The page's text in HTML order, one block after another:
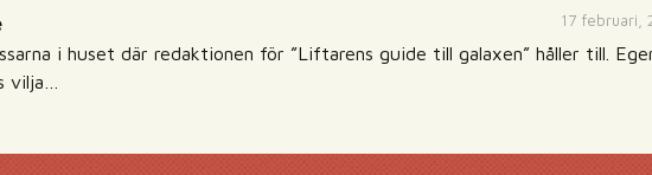
17 februari,
i huset där redaktionen för ”Liftarens guide till galaxen” håller till.
vilja…